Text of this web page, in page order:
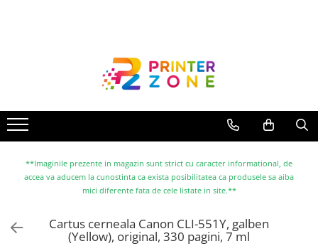
Imprimante cu jet
Multifunctionale laser
Multifunctionale cu jet
Imprimante etichete
Scanere
**Imaginile prezente in magazin sunt strict cu caracter informational, de
accea va aducem la cunostinta ca exista posibilitatea ca produsele sa aiba
mici diferente fata de cele listate in site.**
Cartus cerneala Canon CLI-551Y, galben
(Yellow), original, 330 pagini, 7 ml